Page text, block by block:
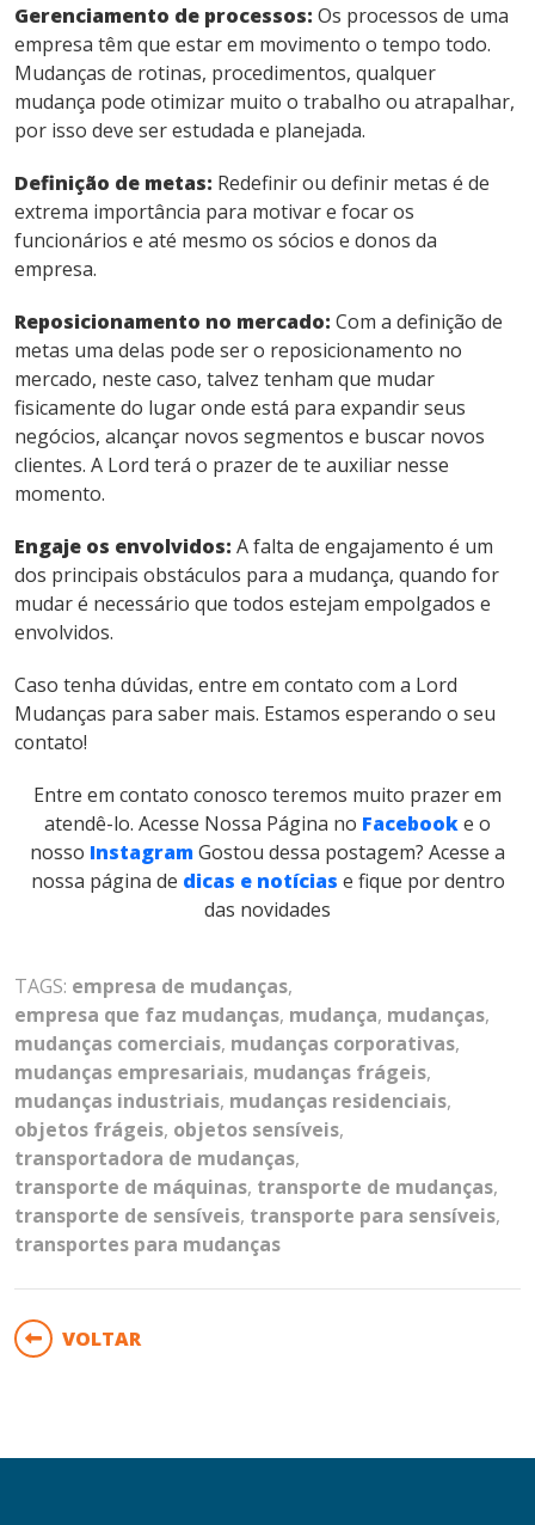
Gerenciamento de processos: Os processos de uma
empresa têm que estar em movimento o tempo todo.
Mudanças de rotinas, procedimentos, qualquer
mudança pode otimizar muito o trabalho ou atrapalhar,
por isso deve ser estudada e planejada.
Definição de metas: Redefinir ou definir metas é de
extrema importância para motivar e focar os
funcionários e até mesmo os sócios e donos da
empresa.
Reposicionamento no mercado: Com a definição de
metas uma delas pode ser o reposicionamento no
mercado, neste caso, talvez tenham que mudar
fisicamente do lugar onde está para expandir seus
negócios, alcançar novos segmentos e buscar novos
clientes. A Lord terá o prazer de te auxiliar nesse
momento.
Engaje os envolvidos: A falta de engajamento é um
dos principais obstáculos para a mudança, quando for
mudar é necessário que todos estejam empolgados e
envolvidos.
Caso tenha dúvidas, entre em contato com a Lord
Mudanças para saber mais. Estamos esperando o seu
contato!
Entre em contato conosco teremos muito prazer em
atendê-lo. Acesse Nossa Página no Facebooke o
nosso InstagramGostou dessa postagem? Acesse a
nossa página de dicas e notícias e fique por dentro
das novidades
TAGS: empresa de mudanças,
empresa que faz mudanças, mudança, mudanças,
mudanças comerciais, mudanças corporativas,
mudanças empresariais, mudanças frágeis,
mudanças industriais, mudanças residenciais,
objetos frágeis, objetos sensíveis,
transportadora de mudanças,
transporte de máquinas, transporte de mudanças,
transporte de sensíveis, transporte para sensíveis,
transportes para mudanças
VOLTAR